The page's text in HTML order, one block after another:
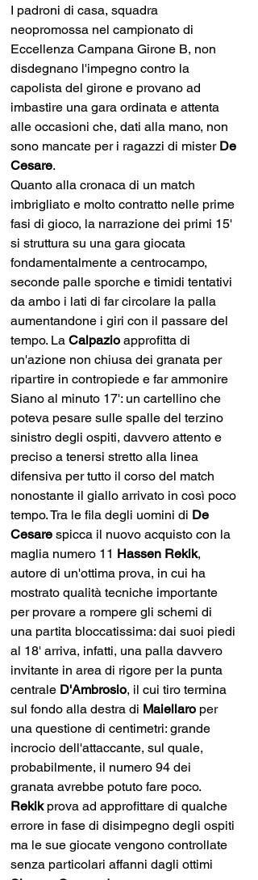
I padroni di casa, squadra
neopromossa nel campionato di
Eccellenza Campana Girone B, non
disdegnano l'impegno contro la
capolista del girone e provano ad
imbastire una gara ordinata e attenta
alle occasioni che, dati alla mano, non
sono mancate per i ragazzi di mister De
Cesare.
Quanto alla cronaca di un match
imbrigliato e molto contratto nelle prime
fasi di gioco, la narrazione dei primi 15'
si struttura su una gara giocata
fondamentalmente a centrocampo,
seconde palle sporche e timidi tentativi
da ambo i lati di far circolare la palla
aumentandone i giri con il passare del
tempo. La Calpazio approfitta di
un'azione non chiusa dei granata per
ripartire in contropiede e far ammonire
Siano al minuto 17': un cartellino che
poteva pesare sulle spalle del terzino
sinistro degli ospiti, davvero attento e
preciso a tenersi stretto alla linea
difensiva per tutto il corso del match
nonostante il giallo arrivato in così poco
tempo. Tra le fila degli uomini di De
Cesare spicca il nuovo acquisto con la
maglia numero 11 Hassen Rekik,
autore di un'ottima prova, in cui ha
mostrato qualità tecniche importante
per provare a rompere gli schemi di
una partita bloccatissima: dai suoi piedi
al 18' arriva, infatti, una palla davvero
invitante in area di rigore per la punta
centrale D'Ambrosio, il cui tiro termina
sul fondo alla destra di Maiellaro per
una questione di centimetri: grande
incrocio dell'attaccante, sul quale,
probabilmente, il numero 94 dei
granata avrebbe potuto fare poco.
Rekik prova ad approfittare di qualche
errore in fase di disimpegno degli ospiti
ma le sue giocate vengono controllate
senza particolari affanni dagli ottimi